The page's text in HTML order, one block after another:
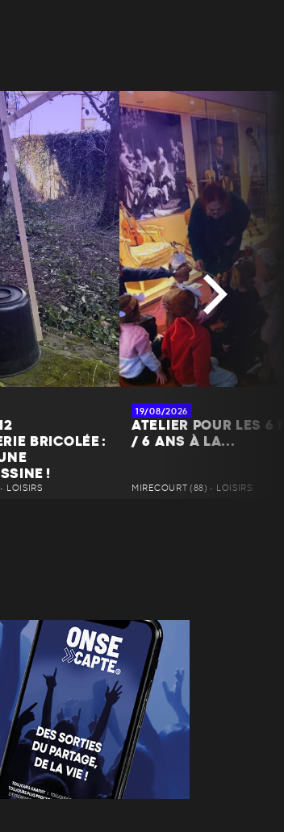
BRICOLÉE :
!
LOISIRS
19/08/2026
ATELIER POUR LES 6
/ 6 ANS À LA...
MIRECOURT (88) • LOISIRS